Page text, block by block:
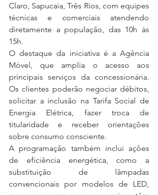
Claro, Sapucaia, Três Rios, com equipes
técnicas e comerciais atendendo
diretamente a população, das 10h às
15h.
O destaque da iniciativa é a Agência
Móvel, que amplia o acesso aos
principais serviços da concessionária.
Os clientes poderão negociar débitos,
solicitar a inclusão na Tarifa Social de
Energia Elétrica, fazer troca de
titularidade e receber orientações
sobre consumo consciente.
A programação também inclui ações
de eficiência energética, como a
substituição de lâmpadas
convencionais por modelos de LED,